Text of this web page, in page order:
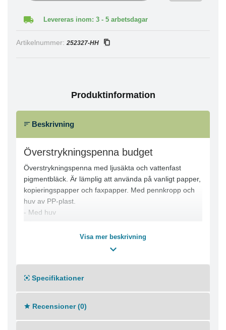
Levereras inom: 3 - 5 arbetsdagar
Artikelnummer: 252327-HH
Produktinformation
Beskrivning
Överstrykningspenna budget
Överstrykningspenna med ljusäkta och vattenfast
pigmentbläck. Är lämplig att använda på vanligt papper,
kopieringspapper och faxpapper. Med pennkropp och
huv av PP-plast.
- Med huv
- Linjebredd: 2-5mm
- Textfärg: Grön, Rosa, Gul, Orange,
Visa mer beskrivning
Specifikationer
Recensioner (0)